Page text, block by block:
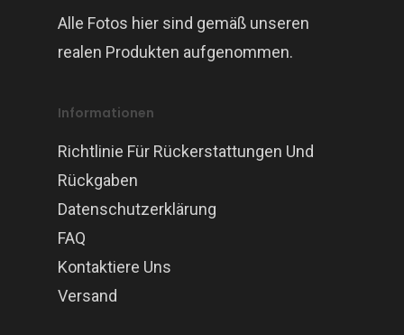
Alle Fotos hier sind gemäß unseren
realen Produkten aufgenommen.
Informationen
Richtlinie Für Rückerstattungen Und
Rückgaben
Datenschutzerklärung
FAQ
Kontaktiere Uns
Versand